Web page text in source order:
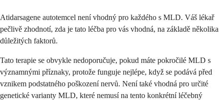
Atidarsagene autotemcel není vhodný pro každého s MLD. Váš lékař
pečlivě zhodnotí, zda je tato léčba pro vás vhodná, na základě několika
důležitých faktorů.
Tato terapie se obvykle nedoporučuje, pokud máte pokročilé MLD s
významnými příznaky, protože funguje nejlépe, když se podává před
vznikem podstatného poškození nervů. Není také vhodná pro určité
genetické varianty MLD, které nemusí na tento konkrétní léčebný